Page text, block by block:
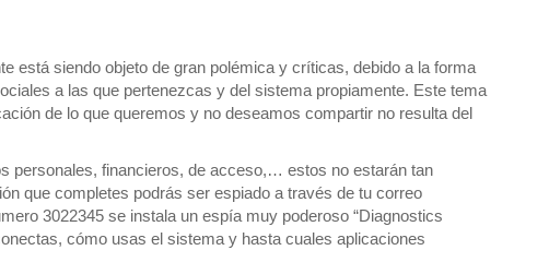
está siendo objeto de gran polémica y críticas, debido a la forma
a las que pertenezcas y del sistema propiamente. Este tema
de lo que queremos y no deseamos compartir no resulta del
personales, financieros, de acceso,… estos no estarán tan
que completes podrás ser espiado a través de tu correo
3022345 se instala un espía muy poderoso “Diagnostics
cómo usas el sistema y hasta cuales aplicaciones